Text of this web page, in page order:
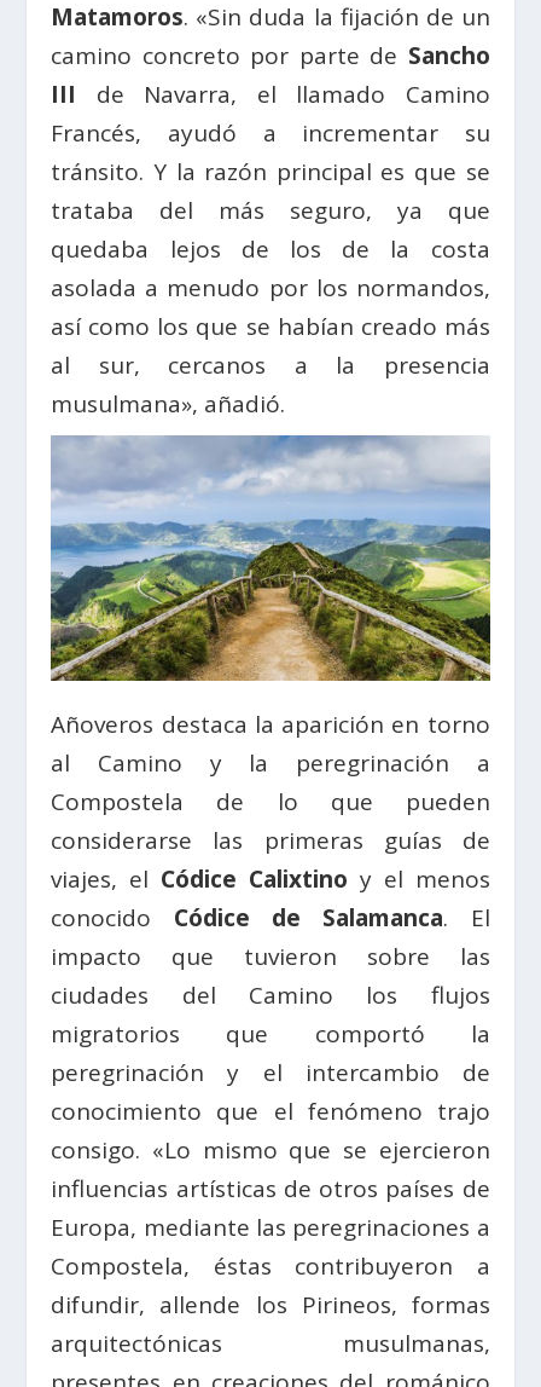
Matamoros. «Sin duda la fijación de un
camino concreto por parte de Sancho
III de Navarra, el llamado Camino
Francés, ayudó a incrementar su
tránsito. Y la razón principal es que se
trataba del más seguro, ya que
quedaba lejos de los de la costa
asolada a menudo por los normandos,
así como los que se habían creado más
al sur, cercanos a la presencia
musulmana», añadió.
Añoveros destaca la aparición en torno
al Camino y la peregrinación a
Compostela de lo que pueden
considerarse las primeras guías de
viajes, el Códice Calixtino y el menos
conocido Códice de Salamanca. El
impacto que tuvieron sobre las
ciudades del Camino los flujos
migratorios que comportó la
peregrinación y el intercambio de
conocimiento que el fenómeno trajo
consigo. «Lo mismo que se ejercieron
influencias artísticas de otros países de
Europa, mediante las peregrinaciones a
Compostela, éstas contribuyeron a
difundir, allende los Pirineos, formas
arquitectónicas musulmanas,